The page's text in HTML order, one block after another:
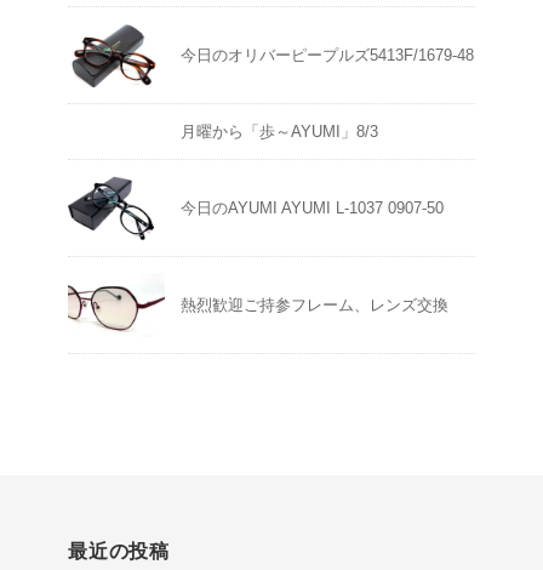
今日のオリバーピープルズ5413F/1679-48
月曜から「歩～AYUMI」8/3
今日のAYUMI AYUMI L-1037 0907-50
熱烈歓迎ご持参フレーム、レンズ交換
最近の投稿